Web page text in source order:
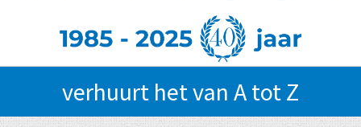
verhuurt het van A tot Z